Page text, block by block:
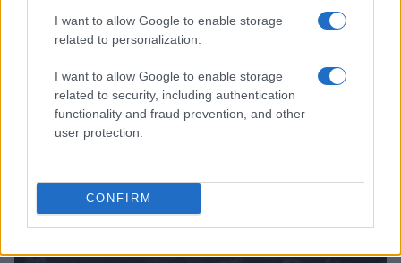
I want to allow Google to enable storage
related to personalization.
I want to allow Google to enable storage
related to security, including authentication
functionality and fraud prevention, and other
user protection.
CONFIRM
SALUD Y ALIMENTACIÓN